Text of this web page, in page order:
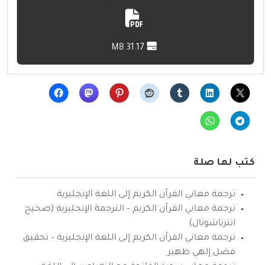
كتب لها صلة
ترجمة معاني القرآن الكريم إلى اللغة الإنجليزية
ترجمة معاني القرآن الكريم – الترجمة الإنجليزية (صحيح
انترناشونال)
ترجمة معاني القرآن الكريم إلى اللغة الإنجليزية – تحقيق
فضل إلهي ظهير